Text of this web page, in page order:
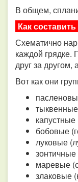
В общем,
Как
Схематично
каждой грядке.
друг за другом,
Вот как они
бобовые
луковые
маревые
злаковые